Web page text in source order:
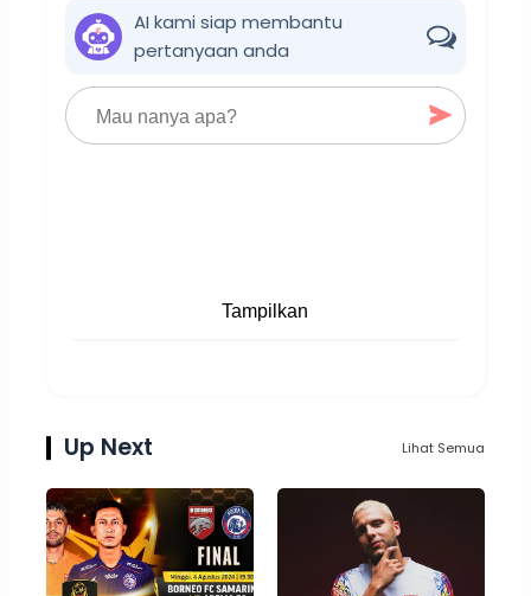
AI kami siap membantu
pertanyaan anda
Tampilkan
Up Next Lihat Semua